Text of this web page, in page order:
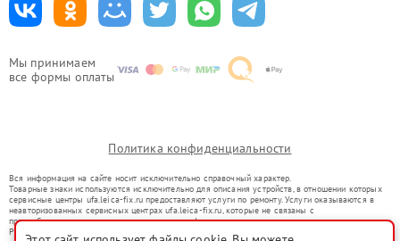
Мы принимаем
все формы оплаты
Политика конфиденциальности
Вся информация на сайте носит исключительно справочный характер.
Товарные знаки используются исключительно для описания устройств, в отношении которых
сервисные центры ufa.leica-fix.ru предоставляют услуги по ремонту. Услуги оказываются в
неавторизованных сервисных центрах ufa.leica-fix.ru, которые не связаны с
правообладателями товарных знаков или их официальными представителями.
Ремонт осуществляется для устройств, уже введенных в гражданский оборот в соответствии